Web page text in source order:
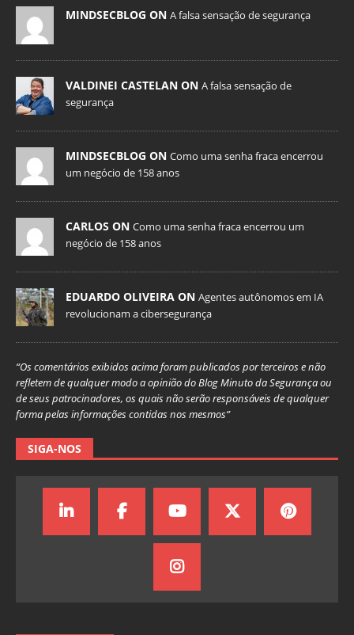
MINDSECBLOG ON A falsa sensação de segurança
VALDINEI CASTELAN ON A falsa sensação de
segurança
MINDSECBLOG ON Como uma senha fraca encerrou
um negócio de 158 anos
CARLOS ON Como uma senha fraca encerrou um
negócio de 158 anos
EDUARDO OLIVEIRA ON Agentes autônomos em IA
revolucionam a cibersegurança
“Os comentários exibidos acima foram publicados por terceiros e não
refletem de qualquer modo a opinião do Blog Minuto da Segurança ou
de seus patrocinadores, os quais não serão responsáveis de qualquer
forma pelas informações contidas nos mesmos”
SIGA-NOS